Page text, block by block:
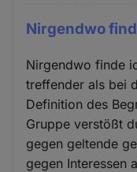
Nirgendwo
Nirgendwo finde
treffender als bei
Definition des
Gruppe verstößt
gegen geltende
gegen Interessen